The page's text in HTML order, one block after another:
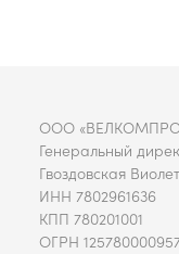
ООО
Генеральный
Гвоздовская
ИНН 7802961636
КПП 780201001
ОГРН